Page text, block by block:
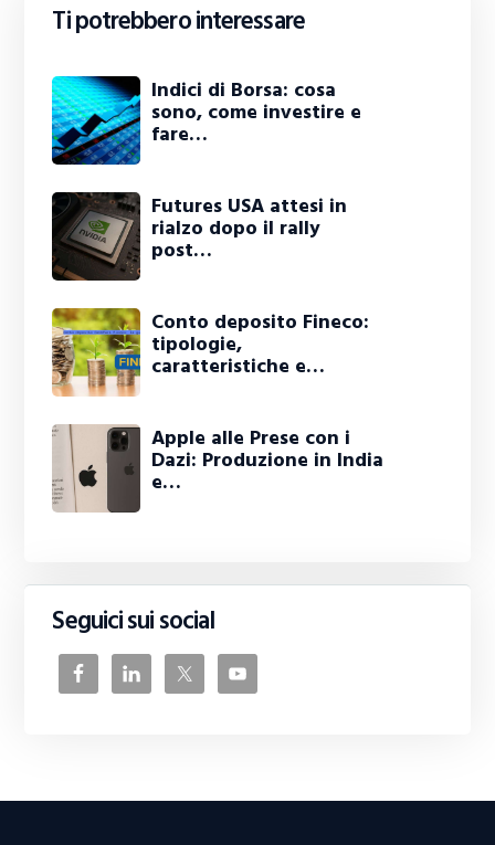
Ti potrebbero interessare
Indici di Borsa: cosa
sono, come investire e
fare…
Futures USA attesi in
rialzo dopo il rally
post…
Conto deposito Fineco:
tipologie,
caratteristiche e…
Apple alle Prese con i
Dazi: Produzione in India
e…
Seguici sui social